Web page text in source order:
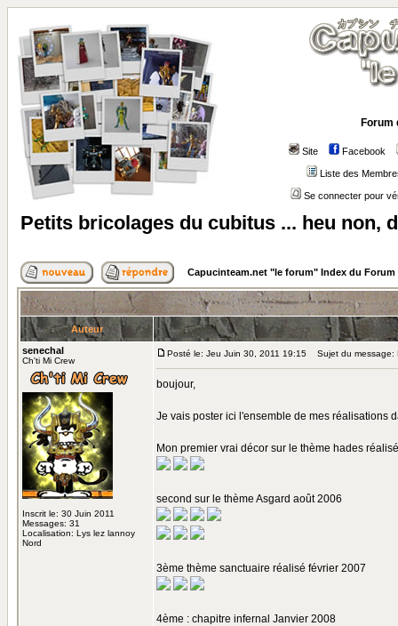
Forum
Site Facebook
Liste des
Se connecter pour
Petits bricolages du cubitus ... heu non,
Capucinteam.net "le forum" Index du Forum
Auteur
senechal
Ch'ti Mi Crew
Inscrit le: 30 Juin 2011
Messages: 31
Localisation: Lys lez lannoy
Nord
Posté le: Jeu Juin 30, 2011 19:15 Sujet du message:
boujour,
Je vais poster ici l'ensemble de mes réalisations
Mon premier vrai décor sur le thème hades
second sur le thème Asgard août 2006
3ème thème sanctuaire réalisé février 2007
4ème : chapitre infernal Janvier 2008